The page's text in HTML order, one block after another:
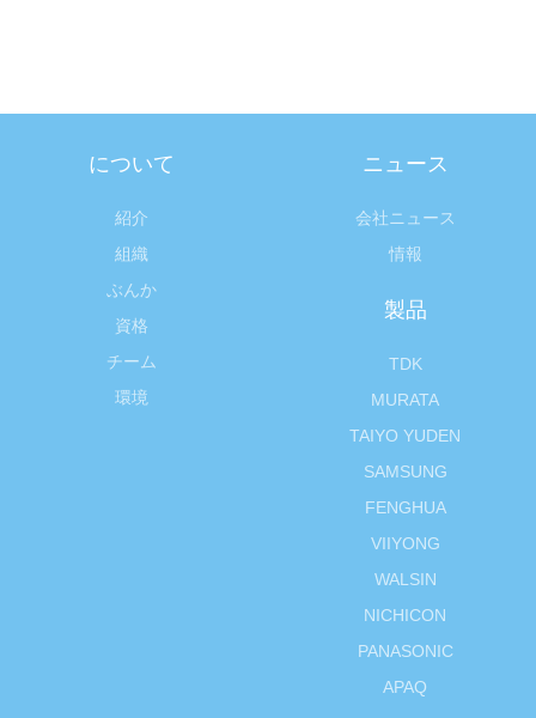
について
紹介
組織
ぶんか
資格
チーム
環境
ニュース
会社ニュース
情報
製品
TDK
MURATA
TAIYO YUDEN
SAMSUNG
FENGHUA
VIIYONG
WALSIN
NICHICON
PANASONIC
APAQ